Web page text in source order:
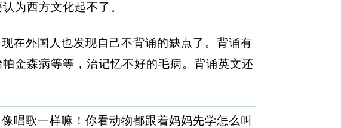
为西方文化起不了。
在外国人也发现自己不背诵的缺点了。背诵有
金森病等等，治记忆不好的毛病。背诵英文还
唱歌一样嘛！你看动物都跟着妈妈先学怎么叫